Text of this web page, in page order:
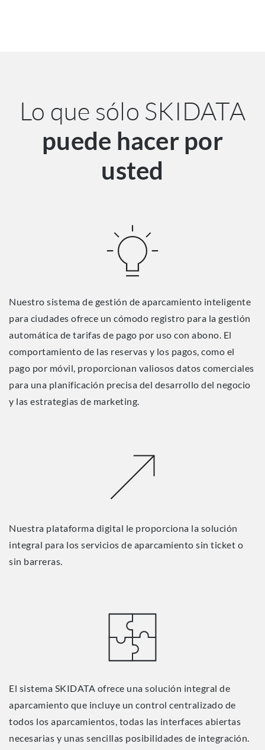
Lo que sólo SKIDATA
puede hacer por
usted
Nuestro sistema de gestión de aparcamiento inteligente
para ciudades ofrece un cómodo registro para la gestión
automática de tarifas de pago por uso con abono. El
comportamiento de las reservas y los pagos, como el
pago por móvil, proporcionan valiosos datos comerciales
para una planificación precisa del desarrollo del negocio
y las estrategias de marketing.
Nuestra plataforma digital le proporciona la solución
integral para los servicios de aparcamiento sin ticket o
sin barreras.
El sistema SKIDATA ofrece una solución integral de
aparcamiento que incluye un control centralizado de
todos los aparcamientos, todas las interfaces abiertas
necesarias y unas sencillas posibilidades de integración.